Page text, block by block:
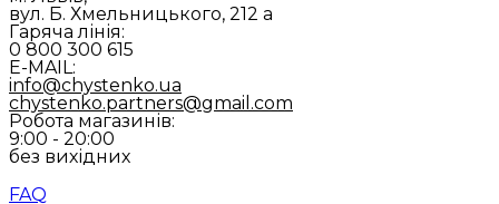
вул. Б. Хмельницького, 212 а
Гаряча лінія:
0 800 300 615
E-MAIL:
info@chystenko.ua
chystenko.partners@gmail.com
Робота магазинів:
9:00 - 20:00
без вихідних
FAQ